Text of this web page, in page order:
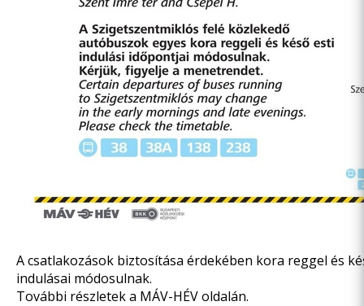
A csatlakozások biztosítása érdekében kora reggel és
indulásai módosulnak.
További részletek a MÁV-HÉV oldalán.